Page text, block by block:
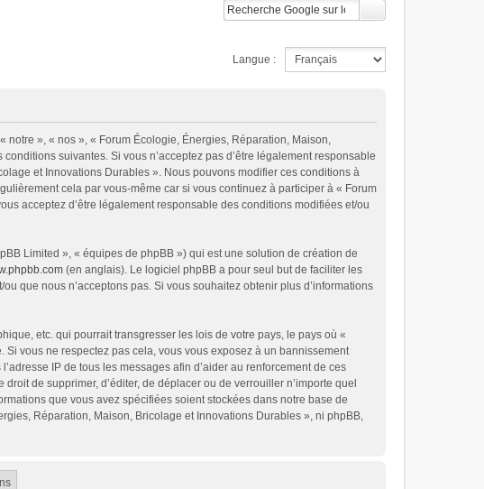
Langue :
», « nos », « Forum Écologie, Énergies, Réparation, Maison,
suivantes. Si vous n’acceptez pas d’être légalement responsable
et Innovations Durables ». Nous pouvons modifier ces conditions à
cela par vous-même car si vous continuez à participer à « Forum
acceptez d’être légalement responsable des conditions modifiées et/ou
Limited », « équipes de phpBB ») qui est une solution de création de
(en anglais). Le logiciel phpBB a pour seul but de faciliter les
que nous n’acceptons pas. Si vous souhaitez obtenir plus d’informations
etc. qui pourrait transgresser les lois de votre pays, le pays où «
vous ne respectez pas cela, vous vous exposez à un bannissement
IP de tous les messages afin d’aider au renforcement de ces
de supprimer, d’éditer, de déplacer ou de verrouiller n’importe quel
que vous avez spécifiées soient stockées dans notre base de
Réparation, Maison, Bricolage et Innovations Durables », ni phpBB,